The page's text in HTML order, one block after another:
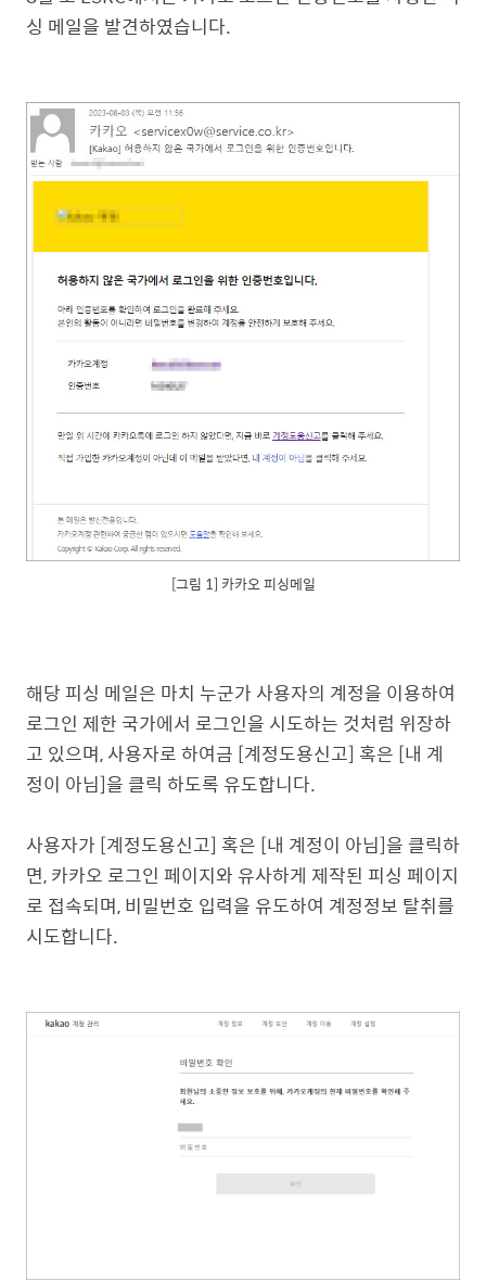
싱 메일을 발견하였습니다.
[그림 1] 카카오 피싱메일
해당 피싱 메일은 마치 누군가 사용자의 계정을 이용하여
로그인 제한 국가에서 로그인을 시도하는 것처럼 위장하
고 있으며, 사용자로 하여금 [계정도용신고] 혹은 [내 계
정이 아님]을 클릭 하도록 유도합니다.
사용자가 [계정도용신고] 혹은 [내 계정이 아님]을 클릭하
면, 카카오 로그인 페이지와 유사하게 제작된 피싱 페이지
로 접속되며, 비밀번호 입력을 유도하여 계정정보 탈취를
시도합니다.